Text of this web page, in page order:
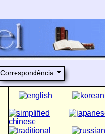
Correspondência